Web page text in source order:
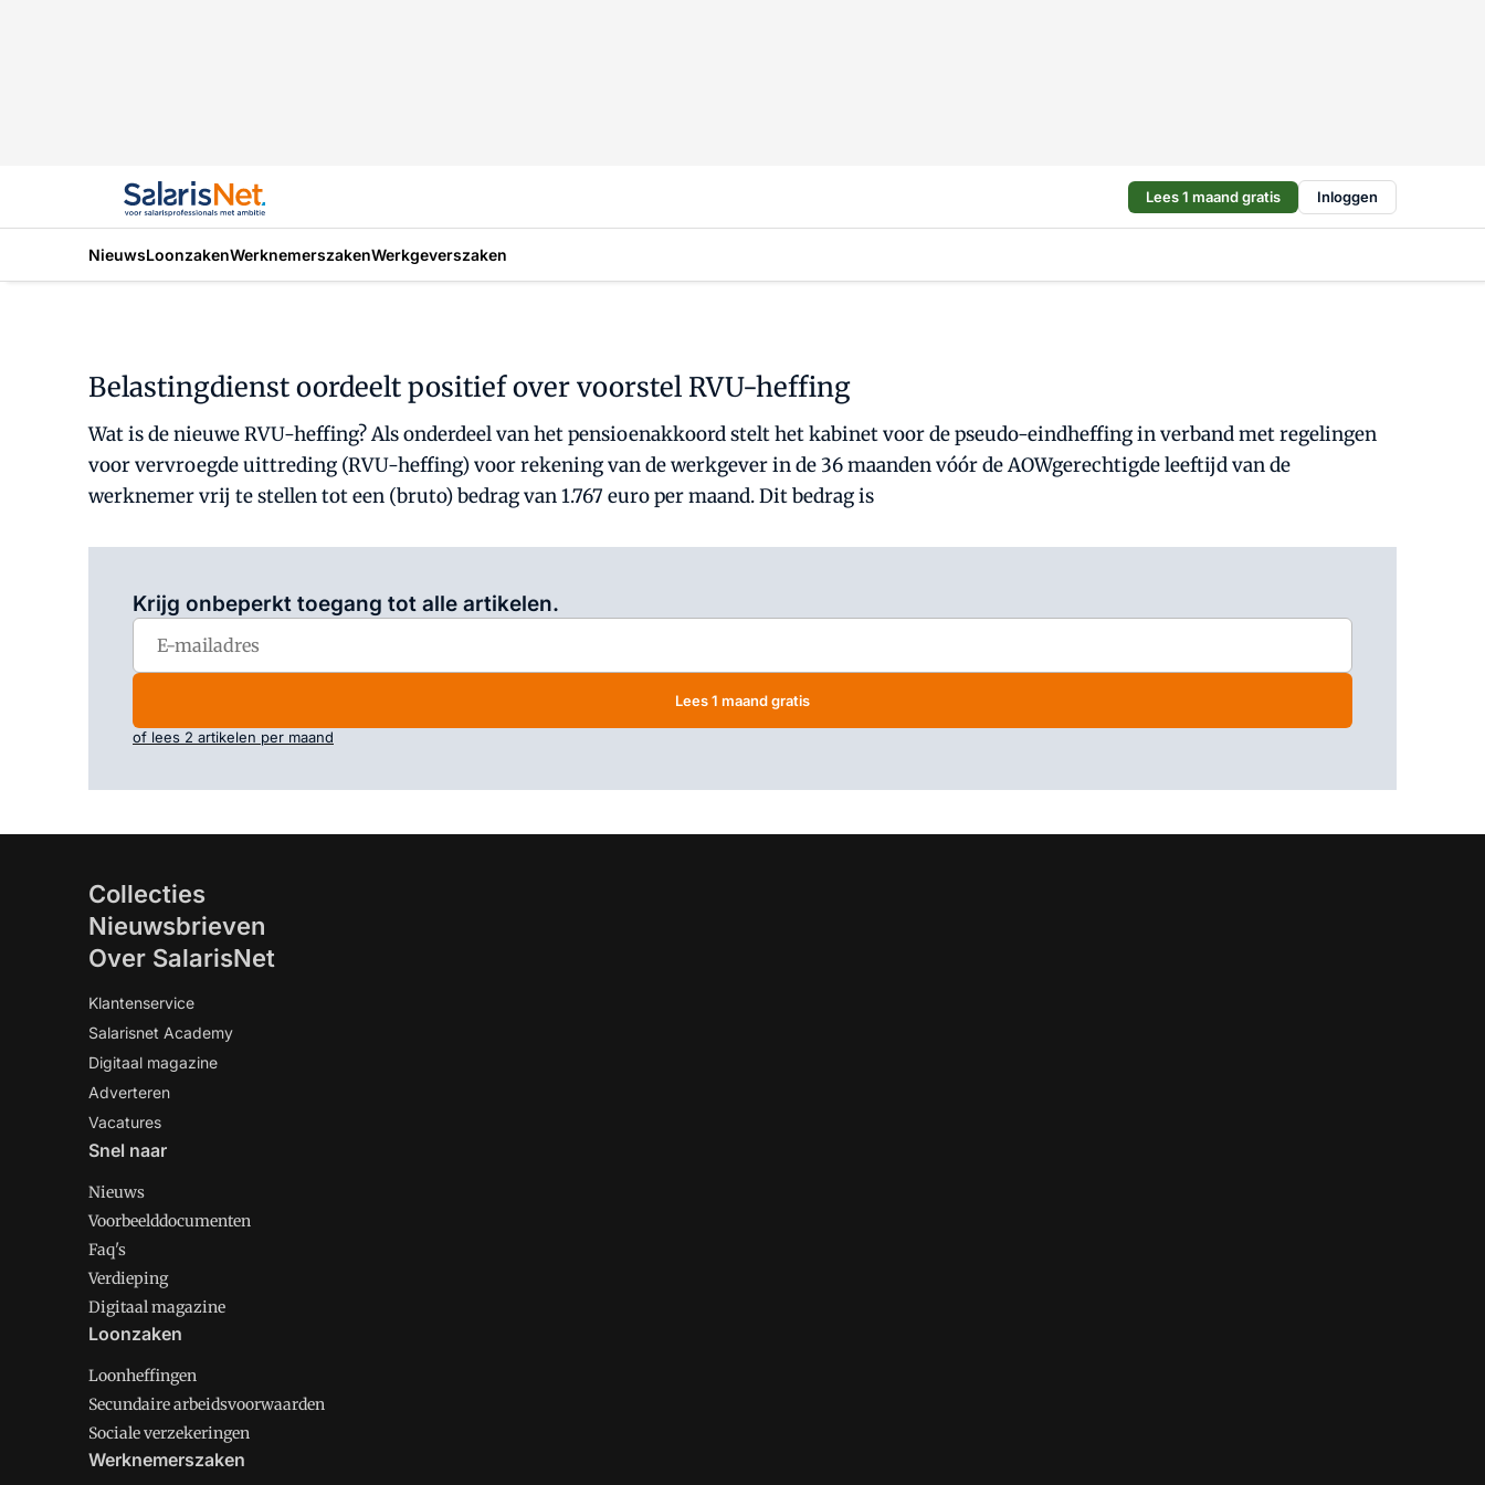
Lees 1 maand gratis Inloggen
NieuwsLoonzakenWerknemerszakenWerkgeverszaken
Belastingdienst oordeelt positief over voorstel RVU-heffing
Wat is de nieuwe RVU-heffing? Als onderdeel van het pensioenakkoord stelt het kabinet voor de pseudo-eindheffing in verband met regelingen
voor vervroegde uittreding (RVU-heffing) voor rekening van de werkgever in de 36 maanden vóór de AOWgerechtigde leeftijd van de
werknemer vrij te stellen tot een (bruto) bedrag van 1.767 euro per maand. Dit bedrag is
Krijg onbeperkt toegang tot alle artikelen.
Lees 1 maand gratis
of lees 2 artikelen per maand
Collecties
Nieuwsbrieven
Over SalarisNet
Klantenservice
Salarisnet Academy
Digitaal magazine
Adverteren
Vacatures
Snel naar
Nieuws
Voorbeelddocumenten
Faq's
Verdieping
Digitaal magazine
Loonzaken
Loonheffingen
Secundaire arbeidsvoorwaarden
Sociale verzekeringen
Werknemerszaken